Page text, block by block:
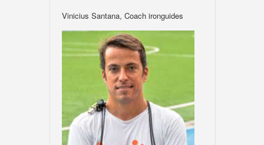
Vinicius Santana, Coach ironguides